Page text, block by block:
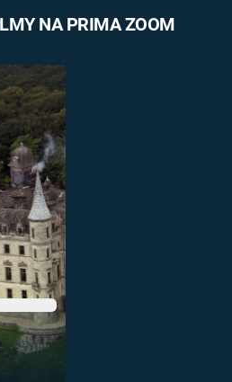
NA PRIMA ZOOM